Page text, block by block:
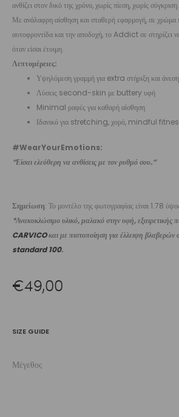
ανθίζει στον δικό της χρόνο, χωρίς πίεση, χωρίς σύγκριση.
Με ανάλαφρη αίσθηση και σταθερή εφαρμογή, σε χρώμα
αυτοφροντίδα και την αποδοχή, το Addict σε στηρίζει
όταν είσαι έτοιμη.
Λεπτομέρειες:
Υψηλόμεση γραμμή για extra στήριξη και άνεση
Λύσεις second-skin με buttery υφή
Minimal ραφές για καθαρή αίσθηση
Ιδανικό για stretching, χορό, mindful
#WearYourEmotions:
“Είσαι ελεύθερη να ανθίσεις με τον ρυθμό σου.”
Σημείωση: Το μοντέλο της φωτογραφίας είναι 1.78
*Ανακυκλώσιμο υλικό, μαλακό στην υφή, εξαιρετικής
CARVICOκαι με πιστοποίηση για έλλειψη βλαβερών
standard 100.
€49,00
SIZE GUIDE
Μέγεθος